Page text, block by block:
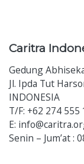
Caritra
Gedung
Jl. Ipda Tut
INDONESIA
T/F: +62 274 555
E:
Senin – Jum’at :